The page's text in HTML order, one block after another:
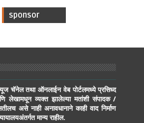
sponsor
चॅनेल तथा ऑनलाईन वेब पोर्टलमध्ये प्रसिध्द
लेखामधून व्यक्त झालेल्या मतांशी संपादक /
असे नाही अनावधानाने काही वाद निर्माण
मान्य राहील.